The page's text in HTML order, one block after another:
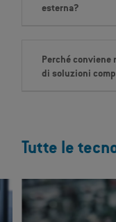
esterna?
Perché conviene
di soluzioni
Tutte le